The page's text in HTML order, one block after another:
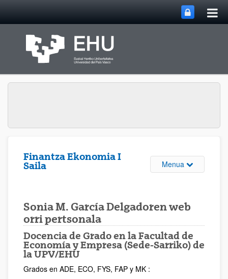
Finantza Ekonomia I
Saila
Menua
Sonia M. García Delgadoren web
orri pertsonala
Docencia de Grado en la Facultad de
Economía y Empresa (Sede-Sarriko) de
la UPV/EHU
Grados en ADE, ECO, FYS, FAP y MK :